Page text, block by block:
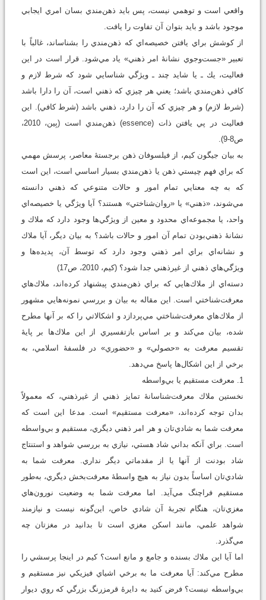
واقعي است و توهمي نيست، پس بايد ذهن‌مندي بسان امري ايجابي
موجود باشد و بايد بتوان آن تفاوت را يافت.
از كوشش براي يافتن خصيصه‌اي كه ذهن‌مندي را بشناساند، غالباً با
تعبير «جست‌وجوي نشانۀ امر ذهني» ياد مي‌شود. قرار است در اين
فعاليت، يك ـ يا شايد چند ـ ويژگي شناسايي شود كه شرط لازم و
كافي ذهن‌مندي باشد؛ يعني هر چيزي كه ذهني است، آن را دارا باشد
(شرط لازم) و هر چيزي كه آن را دارد، ذهني باشد (شرط كافي). اين
فعاليت در پي يافتن ذات (essence) ذهن‌مندي است (بِين، 2010،
ص8-9).
به بيان جيگون كيم، از فيلسوفان ذهن برجستۀ معاصر، پرسش مهمي
كه براي فهم چيستي ذهن يا ذهن‌مندي بسيار اساسي است، اين است
که به چه معنايي تمام امور و حالات متنوعي كه ذهني دانسته
مي‌شوند، «ذهني» يا «روان‌شناختي‌» هستند؟ آيا ويژگي يا خصيصه‌اي
واحد، يا مجموعه‌اي محدود و معين از ويژگي‌ها وجود دارد كه ملاك و
نشانۀ ذهني‌بودن تمام آن امور و حالات باشد؟ به بيان ديگر، آيا ملاك
و نشانه‌اي براي امر ذهني وجود دارد كه ‌توسط آن، پديده‌ها و
ويژگي‌هاي ذهني از غيرذهني جدا شود؟ (كيم، 2010، ص17)
دسته‌اي از ملاك‌هايي كه براي ذهن‌مندي پيشنهاد كرده‌اند، ملاك‌هاي
معرفت‌شناختي ‌است. اين مقاله به بيان و بررسي نمونه‌هايي مشهور
از ملاك‌هاي معرفت‌شناختي مي‌پردازد و اشكالاتي را كه بر آنها مطرح
شده، بيان مي‌كند و بر اساس بازتفسيري از اين ملاك‌ها بر پايۀ
تقسيم معرفت به «حصولي» و «حضوري» در فلسفۀ اسلامي، به
برخي از اين اشكال‌ها پاسخ مي‌دهد.
1. معرفت مستقيم يا بي‌واسطه
نخستين ملاك معرفت‌شناسانۀ تمايز ذهني از غيرذهني، كه معمولاً
بدان توجه كرده‌اند، «معرفت مستقيم» است. مدعا اين است كه
معرفت شما به شادي‌تان و هر امر ذهني ديگري، مستقيم و بي‌واسطه
است. براي آنكه بداني شاد هستي، نيازي به بررسي شواهد و استنتاج
شاد بودنت از آنها يا از مقدماتي ديگر نداري. معرفت شما به
شادي‌تان اساساً بدون نياز به هيچ واسطۀ معرفت‌بخش ديگري، به‌طور
مستقيم فراچنگ مي‌آيد. اما معرفت شما به وضعيت نورون‌هاي
مغزي‌تان، هنگام تجربۀ آن شادي خاص، اين‌گونه نيست و نيازمند
شواهد علمي، مانند اسكن مغزي است تا بدانيد در مغزتان چه
مي‌گذرد.
اما آيا اين ملاك بسنده و جامع و مانع است؟ كيم در اينجا پرسشي را
مطرح مي‌كند: آيا معرفت ما به برخي اشياي فيزيكي نيز مستقيم و
بي‌واسطه نيست؟ فرض كنيد به دايرۀ قرمزرنگ بزرگي كه روي ديوار